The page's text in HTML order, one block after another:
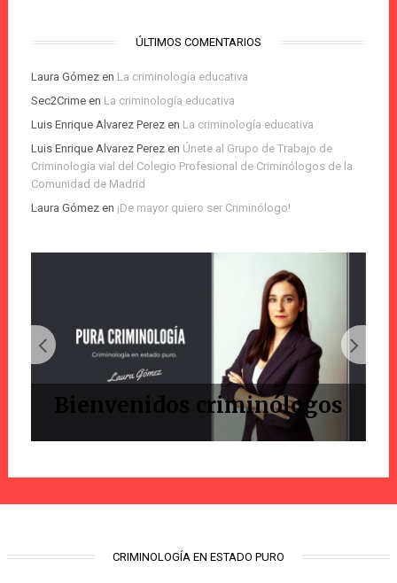
ÚLTIMOS COMENTARIOS
Laura Gómezen La criminología educativa
Sec2Crimeen La criminología educativa
Luis Enrique Alvarez Perezen La criminología educativa
Luis Enrique Alvarez Perezen Únete al Grupo de Trabajo de
Criminología vial del Colegio Profesional de Criminólogos de la
Comunidad de Madrid
Laura Gómezen ¡De mayor quiero ser Criminólogo!
Bienvenidos criminólogos
CRIMINOLOGÍA EN ESTADO PURO